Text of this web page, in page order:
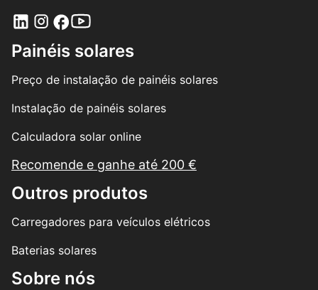
Painéis solares
Preço de instalação de painéis solares
Instalação de painéis solares
Calculadora solar online
Recomende e ganhe até 200 €
Outros produtos
Carregadores para veículos elétricos
Baterias solares
Sobre nós